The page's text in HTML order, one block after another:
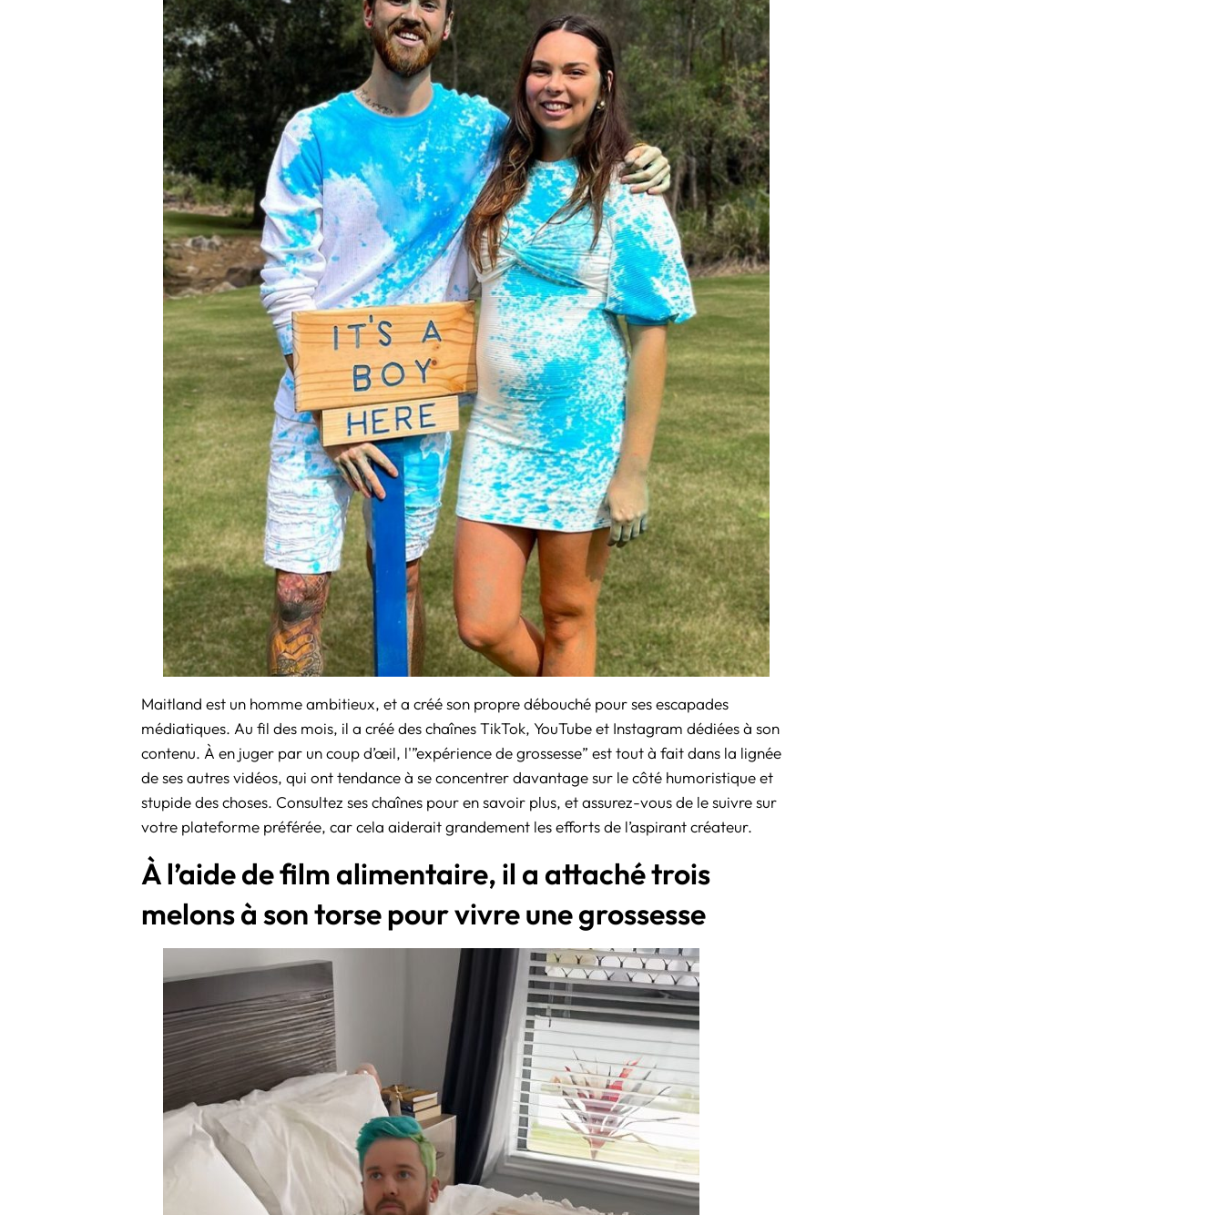
Maitland est un homme ambitieux, et a créé son propre débouché pour ses escapades
médiatiques. Au fil des mois, il a créé des chaînes TikTok, YouTube et Instagram dédiées à son
contenu. À en juger par un coup d’œil, l'”expérience de grossesse” est tout à fait dans la lignée
de ses autres vidéos, qui ont tendance à se concentrer davantage sur le côté humoristique et
stupide des choses. Consultez ses chaînes pour en savoir plus, et assurez-vous de le suivre sur
votre plateforme préférée, car cela aiderait grandement les efforts de l’aspirant créateur.
À l’aide de film alimentaire, il a attaché trois
melons à son torse pour vivre une grossesse